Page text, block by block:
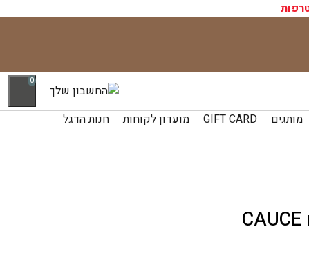
0
מותגים GIFT CARD מועדון לקוחות חנות הדגל